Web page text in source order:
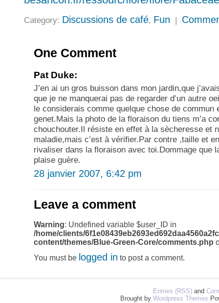
Category: Discussions de café, Fun |
One Comment
Pat Duke:
J’en ai un gros buisson dans mon jardin,que
que je ne manquerai pas de regarder d’un autre
le considerais comme quelque chose de commun
genet.Mais la photo de la floraison du tiens m’a
chouchouter.Il résiste en effet à la sècheresse et
maladie,mais c’est à vérifier.Par contre ,taille et
rivaliser dans la floraison avec toi.Dommage que
plaise guère.
28 janvier 2007, 6:42 pm
Leave a comment
Warning: Undefined variable $user_ID in
/home/clients/
content/themes/Blue-Green-Core/comments.php
You must be logged in to post a comment.
Entries (RSS)and
Brought by Wordpress Themes